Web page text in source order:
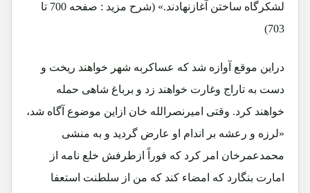
لشکرگاه ساختن آغازنهادند.» (شرح مزید : صفحه 700 تا
703)
دراین موقع آوازه شد که عساکربه شهر خواهند ریخت و
دست به تاراج وغارت خواهند زد و برباغ شاهی حمله
خواهند کرد. وقتی امیرنصرالله خان ازاین موضوع آگاه شد،
«لرزه و رعشه بر اندام او عارض گردید و به منشی
محمدعمرخان امر کرد که فوراً ازطرفش خلع نامه از
امارت بنگارد که امضاء کند که من از سلطنت استعفا